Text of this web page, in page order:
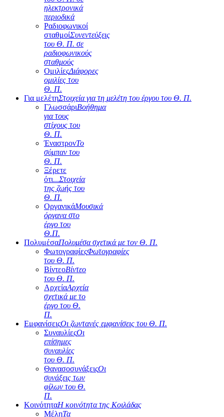
ηλεκτρονικά
περιοδικά
Ραδιοφωνικοί
σταθμοίΣυνεντεύξεις
του Θ. Π. σε
ραδιοφωνικούς
σταθμούς
ΟμιλίεςΔιάφορες
ομιλίες του
Θ. Π.
Για μελέτηΣτοιχεία για τη μελέτη του έργου του Θ. Π.
ΓλωσσάριΒοήθημα
για τους
στίχους του
Θ. Π.
ΈναστρονΤο
σύμπαν του
Θ. Π.
Ξέρετε
ότι...Στοιχεία
της ζωής του
Θ. Π.
ΟργανικάΜουσικά
όργανα στο
έργο του
Θ.Π.
ΠολυμέσαΠολυμέσα σχετικά με τον Θ. Π.
ΦωτογραφίεςΦωτογραφίες
του Θ. Π.
ΒίντεοΒίντεο
του Θ. Π.
ΑρχείαΑρχεία
σχετικά με το
έργο του Θ.
Π.
ΕμφανίσειςΟι ζωντανές εμφανίσεις του Θ. Π.
ΣυναυλίεςΟι
επίσημες
συναυλίες
του Θ. Π.
ΘανασοσυνάξειςΟι
συνάξεις των
φίλων του Θ.
Π.
ΚοινότηταΗ κοινότητα της Κοιλάδας
ΜέληΤα